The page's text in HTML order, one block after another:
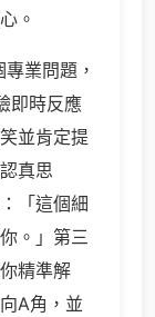
。
業問題，
即時反應
並肯定提
真思
「這個細
。」第三
精準解
A角，並